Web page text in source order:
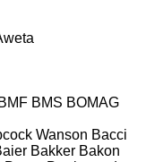
BMF BMS BOMAG
Wanson Bacci
Bakker Bakon